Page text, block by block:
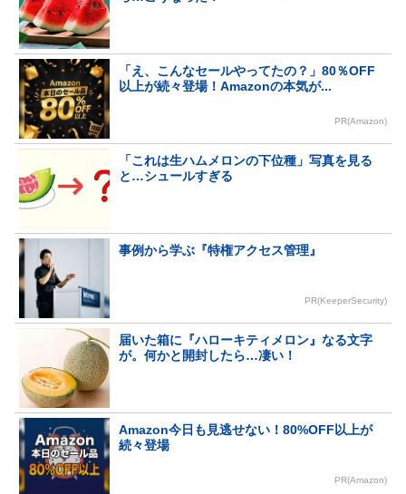
「え、こんなセールやってたの？」80％OFF
以上が続々登場！Amazonの本気が...
PR(Amazon)
「これは生ハムメロンの下位種」写真を見る
と…シュールすぎる
事例から学ぶ『特権アクセス管理』
PR(KeeperSecurity)
届いた箱に『ハローキティメロン』なる文字
が。何かと開封したら…凄い！
Amazon今日も見逃せない！80%OFF以上が
続々登場
PR(Amazon)